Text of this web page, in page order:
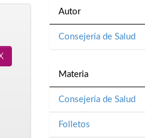
Autor
Consejería de Salud
Materia
Consejería de Salud
Folletos